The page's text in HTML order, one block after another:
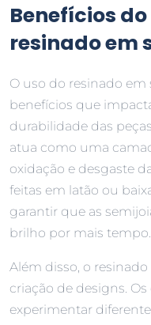
Benefícios
resinado em
O uso do resinado em
benefícios que
durabilidade das
atua como uma
oxidação e desgaste
feitas em latão ou
garantir que as
brilho por mais tempo.
Além disso, o
criação de designs.
experimentar